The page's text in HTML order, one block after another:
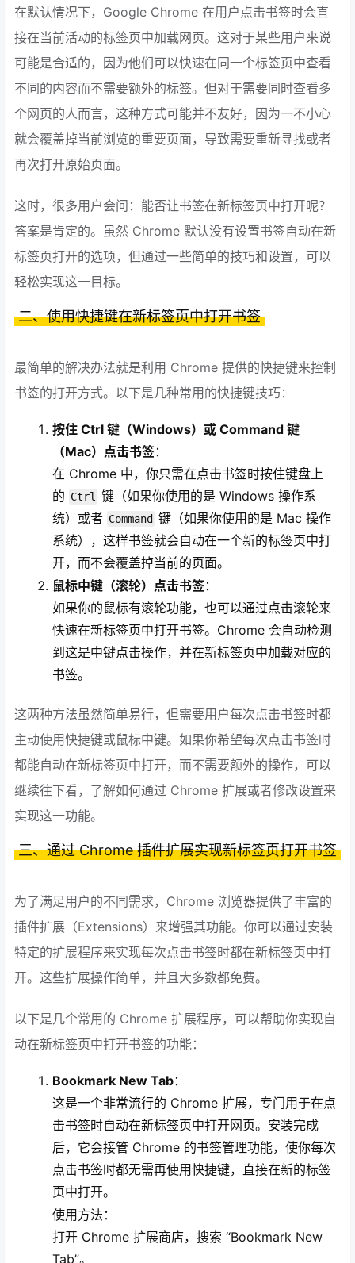
在默认情况下，Google Chrome 在用户点击书签时会直
接在当前活动的标签页中加载网页。这对于某些用户来说
可能是合适的，因为他们可以快速在同一个标签页中查看
不同的内容而不需要额外的标签。但对于需要同时查看多
个网页的人而言，这种方式可能并不友好，因为一不小心
就会覆盖掉当前浏览的重要页面，导致需要重新寻找或者
再次打开原始页面。
这时，很多用户会问：能否让书签在新标签页中打开呢？
答案是肯定的。虽然 Chrome 默认没有设置书签自动在新
标签页打开的选项，但通过一些简单的技巧和设置，可以
轻松实现这一目标。
二、使用快捷键在新标签页中打开书签
最简单的解决办法就是利用 Chrome 提供的快捷键来控制
书签的打开方式。以下是几种常用的快捷键技巧：
按住 Ctrl 键（Windows）或 Command 键
（Mac）点击书签：
在 Chrome 中，你只需在点击书签时按住键盘上
的 Ctrl
键（如果你使用的是 Windows 操作系
统）或者 Command 键（如果你使用的是 Mac 操作
系统），这样书签就会自动在一个新的标签页中打
开，而不会覆盖掉当前的页面。
鼠标中键（滚轮）点击书签：
如果你的鼠标有滚轮功能，也可以通过点击滚轮来
快速在新标签页中打开书签。Chrome 会自动检测
到这是中键点击操作，并在新标签页中加载对应的
书签。
这两种方法虽然简单易行，但需要用户每次点击书签时都
主动使用快捷键或鼠标中键。如果你希望每次点击书签时
都能自动在新标签页中打开，而不需要额外的操作，可以
继续往下看，了解如何通过 Chrome 扩展或者修改设置来
实现这一功能。
三、通过 Chrome 插件扩展实现新标签页打开书签
为了满足用户的不同需求，Chrome 浏览器提供了丰富的
插件扩展（Extensions）来增强其功能。你可以通过安装
特定的扩展程序来实现每次点击书签时都在新标签页中打
开。这些扩展操作简单，并且大多数都免费。
以下是几个常用的 Chrome 扩展程序，可以帮助你实现自
动在新标签页中打开书签的功能：
Bookmark New Tab：
这是一个非常流行的 Chrome 扩展，专门用于在点
击书签时自动在新标签页中打开网页。安装完成
后，它会接管 Chrome 的书签管理功能，使你每次
点击书签时都无需再使用快捷键，直接在新的标签
页中打开。
使用方法：
打开 Chrome 扩展商店，搜索 “Bookmark New
Tab”。